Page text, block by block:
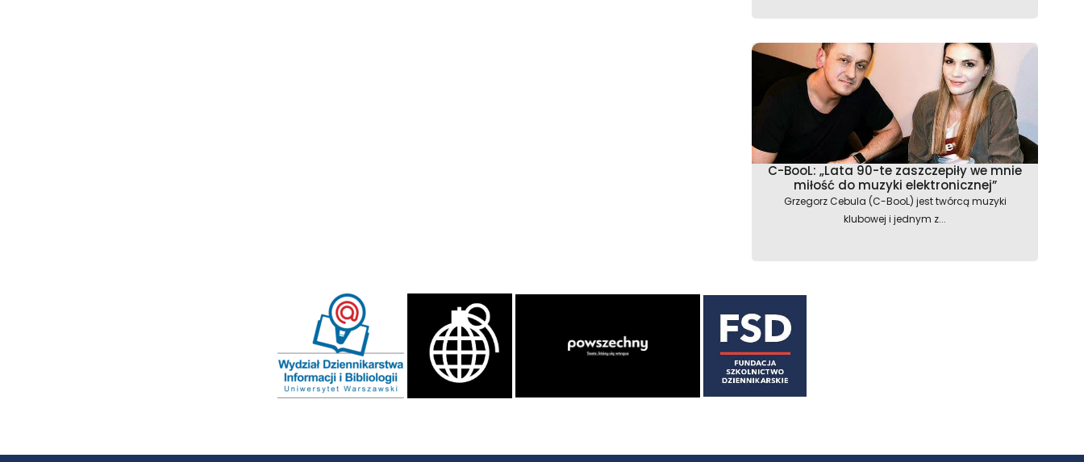
C-BooL: „Lata 90-te zaszczepiły we mnie
miłość do muzyki elektronicznej”
Grzegorz Cebula (C-BooL) jest twórcą muzyki
klubowej i jednym z...